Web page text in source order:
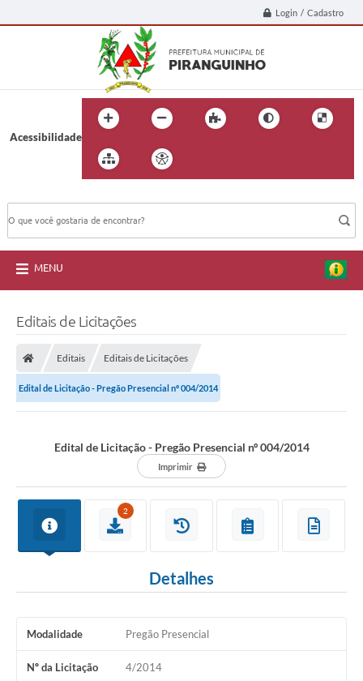
Login / Cadastro
Acessibilidade
MENU
Editais de Licitações
Editais Editais de Licitações
Edital de Licitação - Pregão Presencial nº 004/2014
Edital de Licitação - Pregão Presencial nº 004/2014
Imprimir
2
Detalhes
Modalidade Pregão Presencial
Nº da Licitação 4/2014